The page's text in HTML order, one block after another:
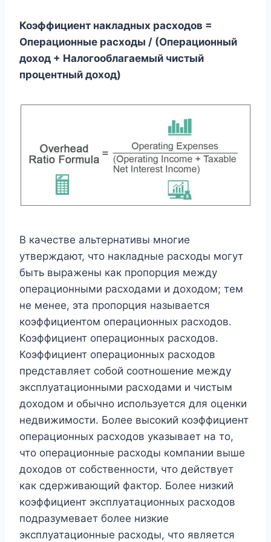
Коэффициент накладных расходов =
Операционные расходы / (Операционный
доход + Налогооблагаемый чистый
процентный доход)
В качестве альтернативы многие
утверждают, что накладные расходы могут
быть выражены как пропорция между
операционными расходами и доходом; тем
не менее, эта пропорция называется
коэффициентом операционных расходов.
Коэффициент операционных расходов.
Коэффициент операционных расходов
представляет собой соотношение между
эксплуатационными расходами и чистым
доходом и обычно используется для оценки
недвижимости. Более высокий коэффициент
операционных расходов указывает на то,
что операционные расходы компании выше
доходов от собственности, что действует
как сдерживающий фактор. Более низкий
коэффициент эксплуатационных расходов
подразумевает более низкие
эксплуатационные расходы, что является